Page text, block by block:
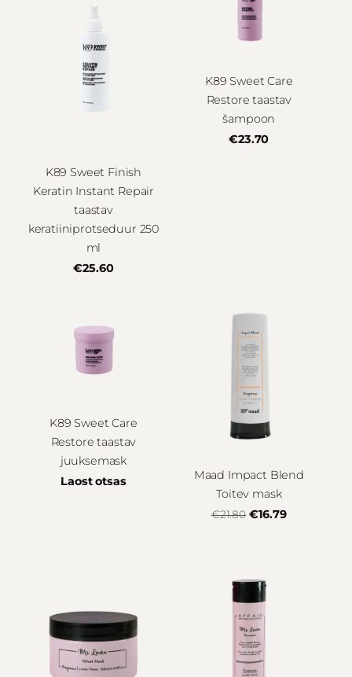
K89 Sweet Finish
Keratin Instant Repair
taastav
keratiiniprotseduur 250
ml
€25.60
K89 Sweet Care
Restore taastav
šampoon
€23.70
K89 Sweet Care
Restore taastav
juuksemask
Laost otsas
Maad Impact Blend
Toitev mask
€21.80 €16.79